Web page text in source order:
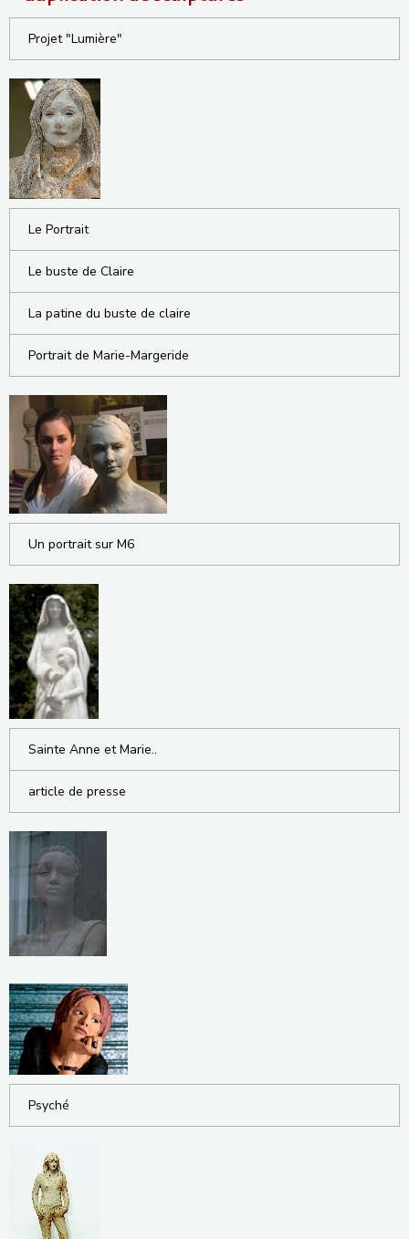
Projet "Lumière"
Le Portrait
Le buste de Claire
La patine du buste de claire
Portrait de Marie-Margeride
Un portrait sur M6
Sainte Anne et Marie..
article de presse
Psyché